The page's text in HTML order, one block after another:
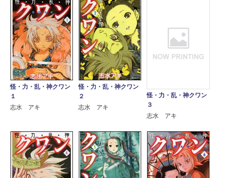
怪・力・乱・神クワン
１
志水 アキ
怪・力・乱・神クワン
２
志水 アキ
怪・力・乱・神クワン
３
志水 アキ